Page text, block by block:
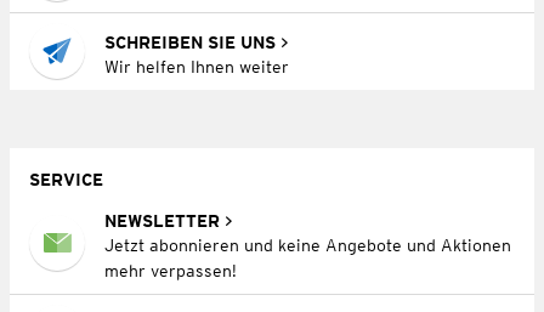
SCHREIBEN SIE UNS
Wir helfen Ihnen weiter
SERVICE
NEWSLETTER
Jetzt abonnieren und keine Angebote und Aktionen
mehr verpassen!